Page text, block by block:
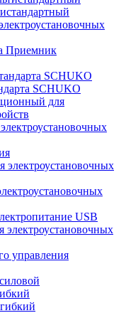
Приемник
SCHUKO
для
USB
электроустановочных
управления